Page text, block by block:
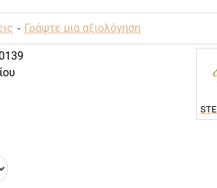
- Γράψτε μια αξιολόγηση